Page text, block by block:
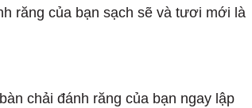
răng của bạn sạch sẽ và tươi mới là
chải đánh răng của bạn ngay lập